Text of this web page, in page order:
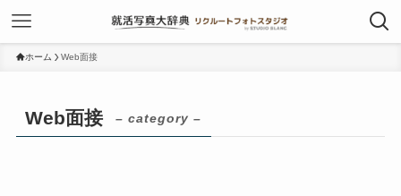
ホーム Web面接
Web面接 – category –